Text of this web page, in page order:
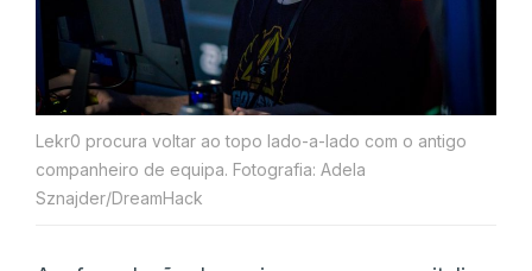
Lekr0 procura voltar ao topo lado-a-lado com o antigo
companheiro de equipa. Fotografia: Adela
Sznajder/DreamHack